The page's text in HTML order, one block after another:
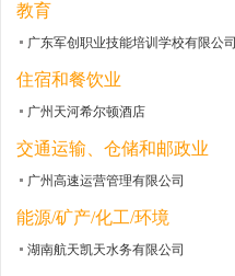
教育
广东军创职业技能培训学校有限公司
住宿和餐饮业
广州天河希尔顿酒店
交通运输、仓储和邮政业
广州高速运营管理有限公司
能源/矿产/化工/环境
湖南航天凯天水务有限公司